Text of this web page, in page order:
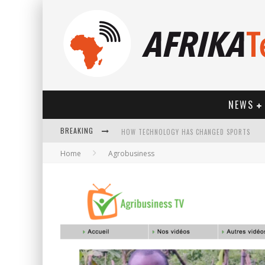
NEWS
BREAKING HOW TECHNOLOGY HAS CHANGED SPORTS
Home Agrobusiness